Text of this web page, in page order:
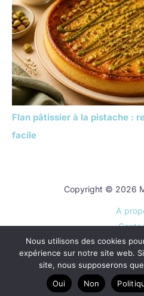
Flan pâtissier à la pistache :
facile
Copyright © 2026
A
Plan du
Mentions
Politique de
Nous utilisons des cookies
expérience sur notre site web.
site, nous supposerons
Oui
Non